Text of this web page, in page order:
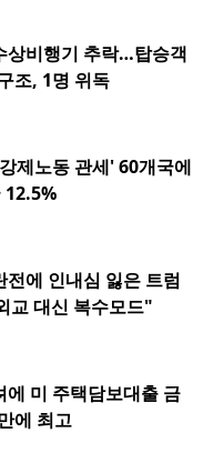
상비행기 추락…탑승객
조, 1명 위독
제노동 관세' 60개국에
전에 인내심 잃은 트럼
교 대신 복수모드"
에 미 주택담보대출 금
에 최고